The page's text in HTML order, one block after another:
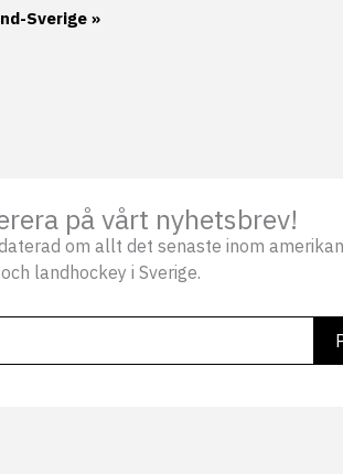
Sverige »
på vårt nyhetsbrev!
om allt det senaste inom
landhockey i Sverige.